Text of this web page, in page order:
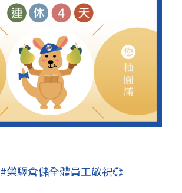
#榮驛倉儲全體員工敬祝💞